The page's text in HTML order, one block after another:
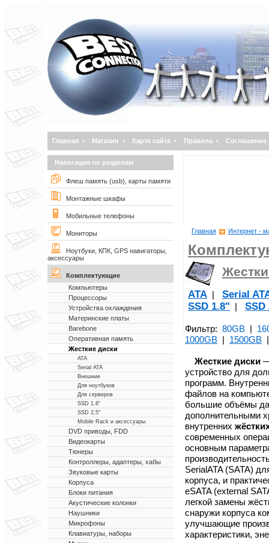
Главная • Магазин • Карта сайта • Правила • Соглашение
Навигация по разделам
Флеш память (usb), карты памяти
Монтажные шкафы
Мобильные телефоны
Мониторы
Ноутбуки, КПК, GPS навигаторы,
аксессуары
Комплектующие
Компьютеры
Процессоры
Устройства охлаждения
Материнские платы
Barebone
Оперативная память
Жесткие диски
ATA
Serial ATA
Внешние
Для ноутбуков
Для серверов
SSD 1.8"
SSD 2,5"
Mobile Rack и аксессуары
DVD приводы, FDD
Видеокарты
Тюнеры
Контроллеры, адаптеры, хабы
Звуковые карты
Корпуса
Блоки питания
Акустические колонки
Наушники
Микрофоны
Клавиатуры, наборы
Главная Интернет -
ATA |
Serial
SSD 1.8" | SSD
Фильтр: 80GB |
1000GB | 1500GB
Жесткие диски
устройство для
программ.
файлов на
большие объёмы
дополнительными
внутренних
современных
основным
SerialATA (SATA)
корпуса, и
eSATA (external
легкой замены
снаружи корпуса
улучшающие
характеристики,